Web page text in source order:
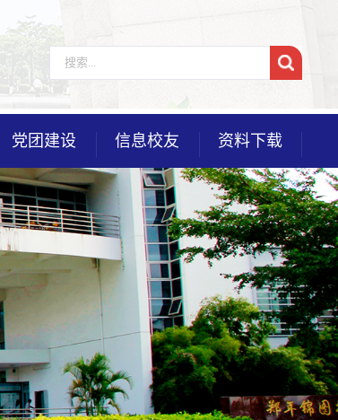
党团建设 信息校友 资料下载